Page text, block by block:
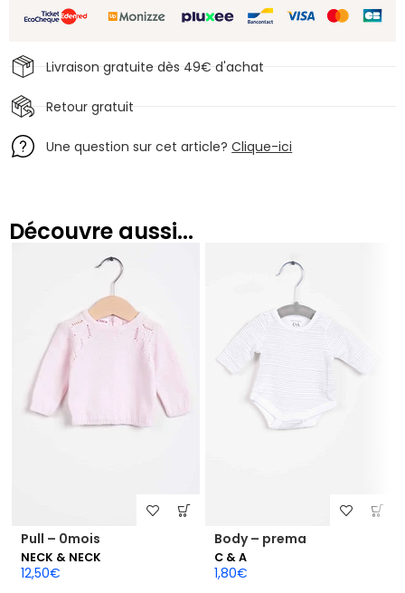
Livraison gratuite dès 49€ d'achat
Retour gratuit
Une question sur cet article?Clique-ici
Découvre aussi...
Pull – 0mois
NECK & NECK
12,50€
Body – prema
C & A
1,80€